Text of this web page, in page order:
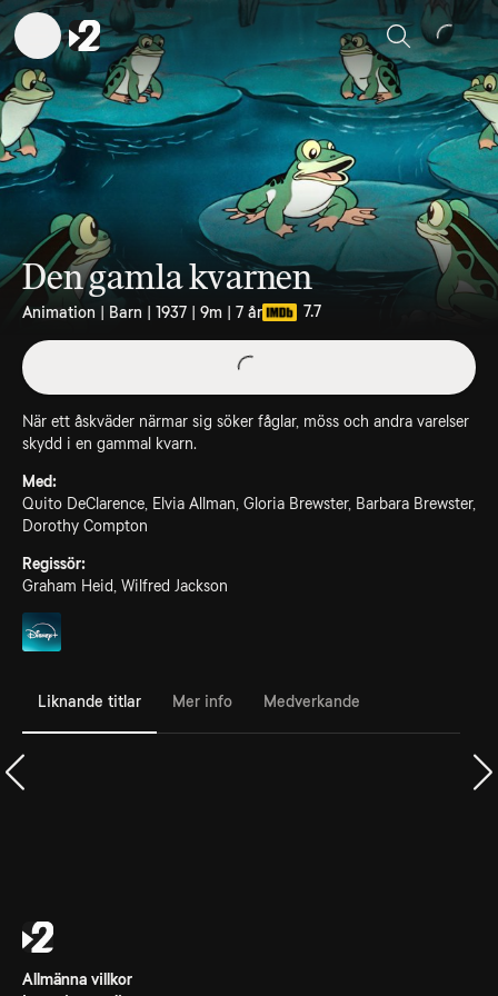
Sök
Den gamla kvarnen
Animation | Barn | 1937 | 9m | 7 år 7.7
När ett åskväder närmar sig söker fåglar, möss och andra varelser
skydd i en gammal kvarn.
Med:
Quito DeClarence, Elvia Allman, Gloria Brewster, Barbara Brewster,
Dorothy Compton
Regissör:
Graham Heid, Wilfred Jackson
Liknande titlar Mer info Medverkande
Allmänna villkor